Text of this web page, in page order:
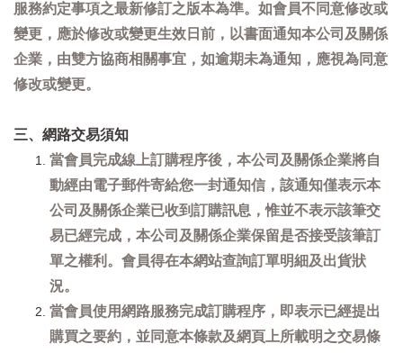
服務約定事項之最新修訂之版本為準。如會員不同意修改或
變更，應於修改或變更生效日前，以書面通知本公司及關係
企業，由雙方協商相關事宜，如逾期未為通知，應視為同意
修改或變更。
三、網路交易須知
當會員完成線上訂購程序後，本公司及關係企業將自
動經由電子郵件寄給您一封通知信，該通知僅表示本
公司及關係企業已收到訂購訊息，惟並不表示該筆交
易已經完成，本公司及關係企業保留是否接受該筆訂
單之權利。會員得在本網站查詢訂單明細及出貨狀
況。
當會員使用網路服務完成訂購程序，即表示已經提出
購買之要約，並同意本條款及網頁上所載明之交易條